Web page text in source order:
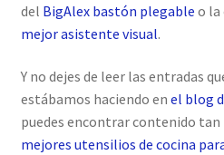
del BigAlex bastón plegable o la
mejor asistente visual.
Y no dejes de leer las entradas
estábamos haciendo en el blog
puedes encontrar contenido
mejores utensilios de cocina